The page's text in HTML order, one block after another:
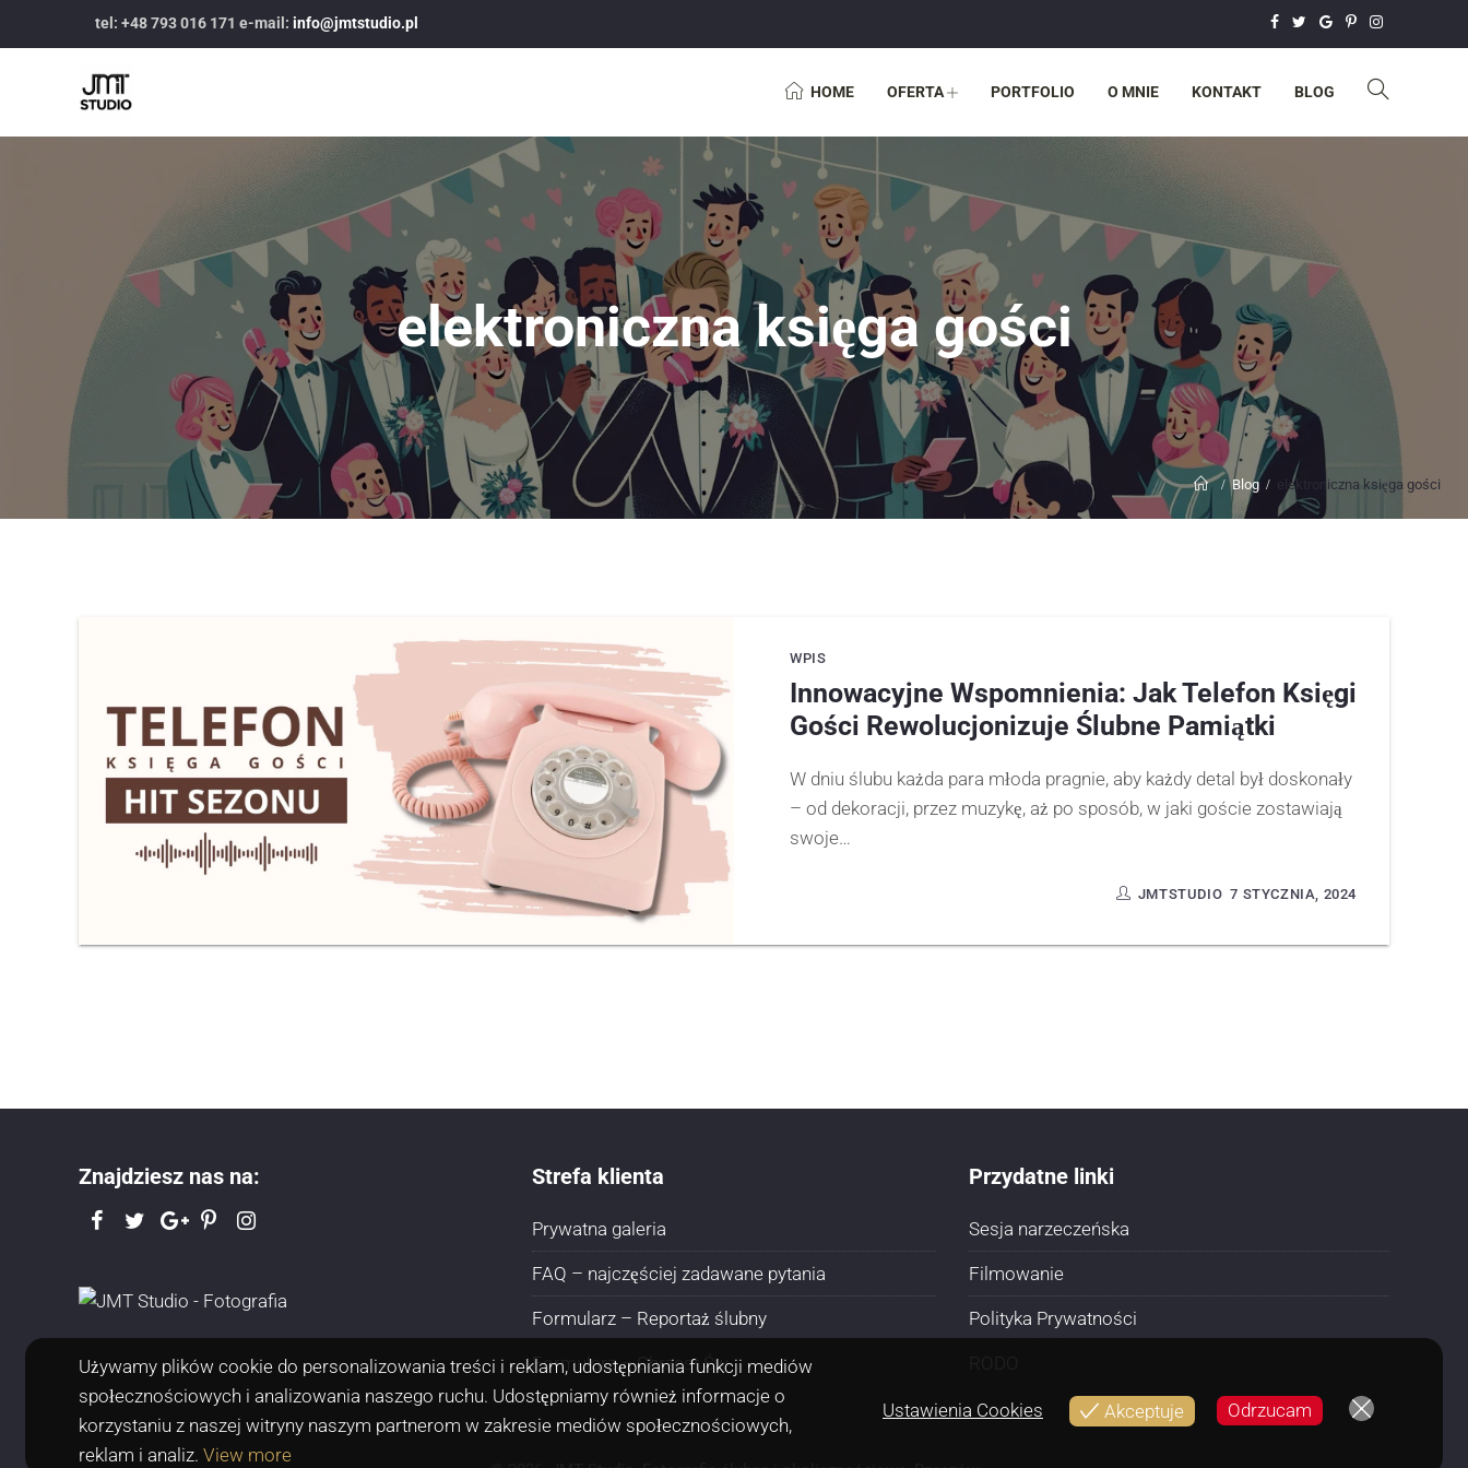
tel: +48 793 016 171 e-mail: info@jmtstudio.pl
HOME OFERTA PORTFOLIO O MNIE KONTAKT BLOG
elektroniczna księga gości
Blog elektroniczna księga gości
WPIS
Innowacyjne Wspomnienia: Jak Telefon Księgi
Gości Rewolucjonizuje Ślubne Pamiątki
W dniu ślubu każda para młoda pragnie, aby każdy detal był doskonały
– od dekoracji, przez muzykę, aż po sposób, w jaki goście zostawiają
swoje…
7 STYCZNIA, 2024
JMTSTUDIO
Znajdziesz nas na: Strefa klienta
Prywatna galeria
FAQ – najczęściej zadawane pytania
Formularz – Reportaż ślubny
Formularz – Chrzest Św
Przydatne linki
Sesja narzeczeńska
Filmowanie
Polityka Prywatności
Używamy plików cookie do personalizowania treści i reklam, udostępniania funkcji mediów
społecznościowych i analizowania naszego ruchu. Udostępniamy również informacje o
korzystaniu z naszej witryny naszym partnerom w zakresie mediów społecznościowych,
reklam i analiz. View more
Ustawienia Cookies Akceptuje Odrzucam